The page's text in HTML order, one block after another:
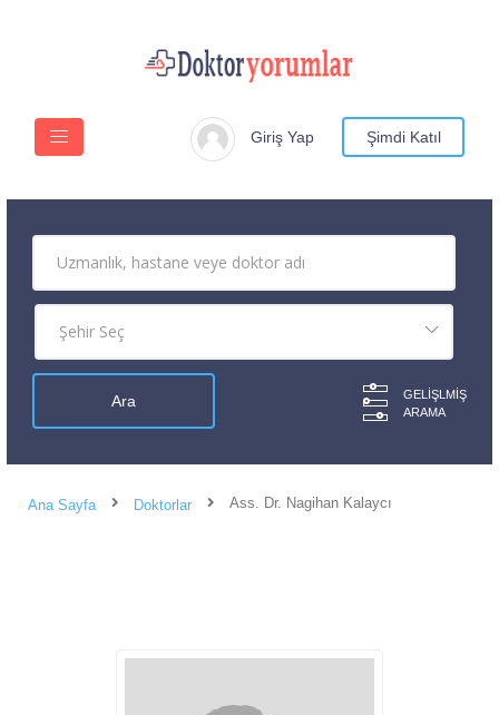
Giriş Yap Şimdi Katıl
GELIŞLMIŞ
ARAMA
Ana Sayfa Doktorlar Ass. Dr. Nagihan Kalaycı